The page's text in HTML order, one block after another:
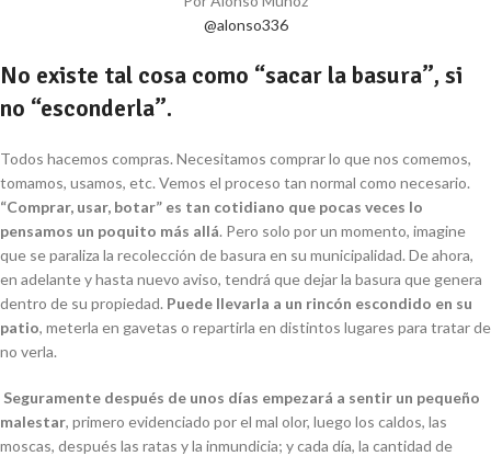
@alonso336
No existe tal cosa como “sacar la basura”, si
no “esconderla”.
Todos hacemos compras. Necesitamos comprar lo que nos comemos,
tomamos, usamos, etc. Vemos el proceso tan normal como necesario.
“Comprar, usar, botar” es tan cotidiano que pocas veces lo
pensamos un poquito más allá. Pero solo por un momento, imagine
que se paraliza la recolección de basura en su municipalidad. De ahora,
en adelante y hasta nuevo aviso, tendrá que dejar la basura que genera
dentro de su propiedad. Puede llevarla a un rincón escondido en su
patio, meterla en gavetas o repartirla en distintos lugares para tratar de
no verla.
Seguramente después de unos días empezará a sentir un pequeño
malestar, primero evidenciado por el mal olor, luego los caldos, las
moscas, después las ratas y la inmundicia; y cada día, la cantidad de